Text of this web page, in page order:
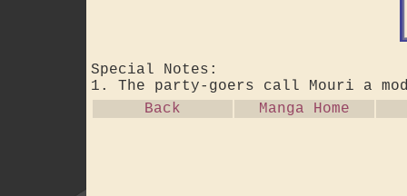
Special Notes:
1. The party-goers call Mouri a
Back
Manga Home